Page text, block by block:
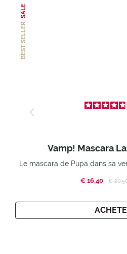
BEST SELLER
SALE
Vamp! Mascara
€ 16,40 Price
€